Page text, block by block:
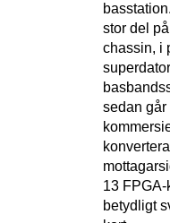
stor del
chassin, i
sedan
13
betydligt